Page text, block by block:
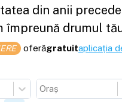
din anii
împreună drumul
oferăgratuitaplicația
Oraș